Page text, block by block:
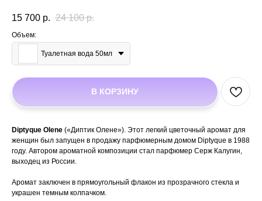
15 700 р. 24 100 р.
Объем:
Туалетная вода 50мл
В КОРЗИНУ
Diptyque Olene («Диптик Олене»). Этот легкий цветочный аромат для
женщин был запущен в продажу парфюмерным домом Diptyque в 1988
году. Автором ароматной композиции стал парфюмер Серж Калугин,
выходец из России.
Аромат заключен в прямоугольный флакон из прозрачного стекла и
украшен темным колпачком.